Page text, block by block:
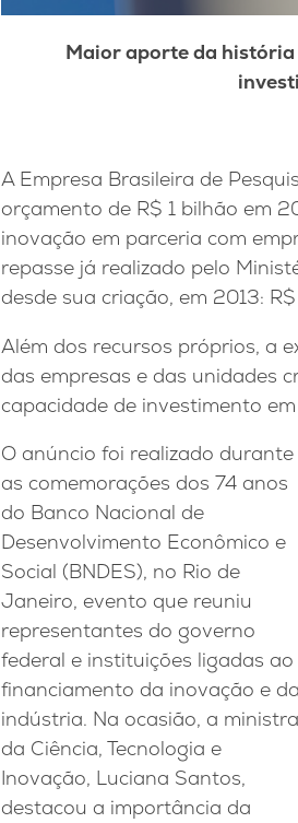
Maior aporte da
A Empresa Brasileira de
orçamento de R$ 1 bilhão em
inovação em parceria com
repasse já realizado pelo
desde sua criação, em 2013:
Além dos recursos próprios, a
das empresas e das unidades
capacidade de investimento
O anúncio foi realizado durante
as comemorações dos 74 anos
do Banco Nacional de
Desenvolvimento Econômico e
Social (BNDES), no Rio de
Janeiro, evento que reuniu
representantes do governo
federal e instituições ligadas ao
financiamento da inovação e da
indústria. Na ocasião, a ministra
da Ciência, Tecnologia e
Inovação, Luciana Santos,
destacou a importância da